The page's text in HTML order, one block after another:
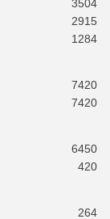
3504
2915
1284
7420
7420
6450
420
264